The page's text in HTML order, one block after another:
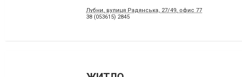
Лубни, вулиця Радянська, 27/49, офис 77
38 (053615) 2845